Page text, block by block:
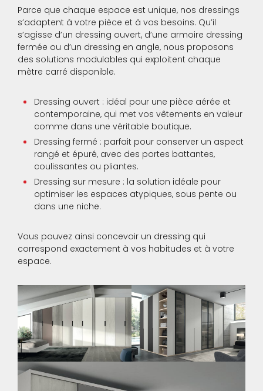
Parce que chaque espace est unique, nos dressings
s’adaptent à votre pièce et à vos besoins. Qu’il
s’agisse d’un dressing ouvert, d’une armoire dressing
fermée ou d’un dressing en angle, nous proposons
des solutions modulables qui exploitent chaque
mètre carré disponible.
Dressing ouvert : idéal pour une pièce aérée et
contemporaine, qui met vos vêtements en valeur
comme dans une véritable boutique.
Dressing fermé : parfait pour conserver un aspect
rangé et épuré, avec des portes battantes,
coulissantes ou pliantes.
Dressing sur mesure : la solution idéale pour
optimiser les espaces atypiques, sous pente ou
dans une niche.
Vous pouvez ainsi concevoir un dressing qui
correspond exactement à vos habitudes et à votre
espace.